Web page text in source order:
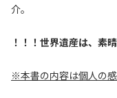
介。
！！！世界遺産は、素
※本書の内容は個人の感